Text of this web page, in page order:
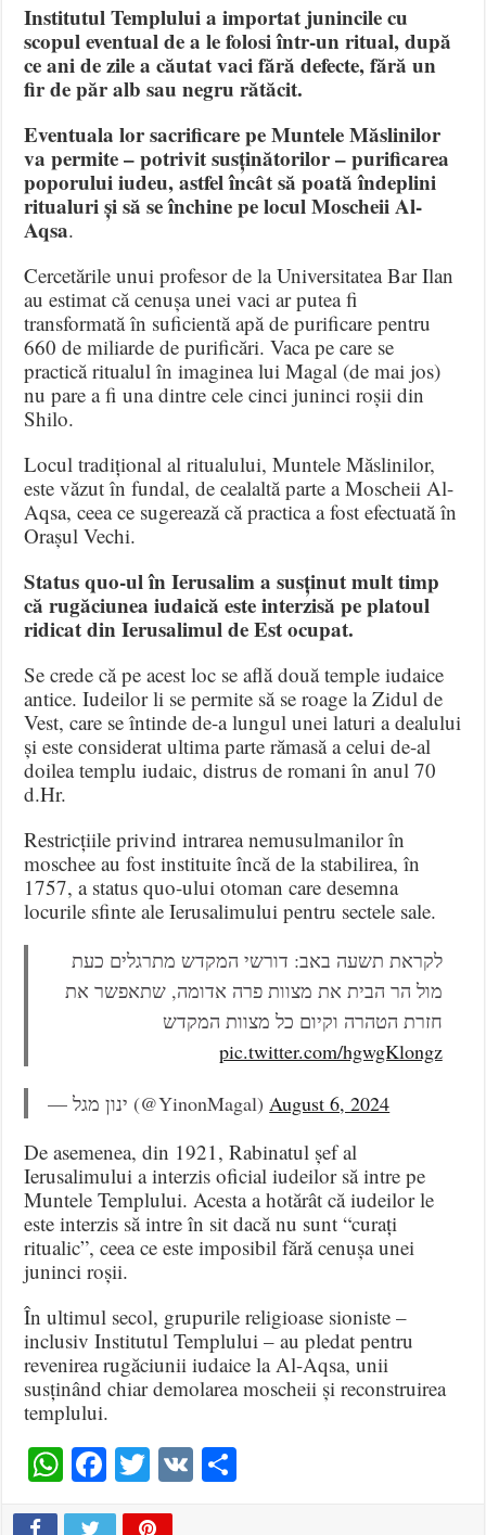
Institutul Templului a importat junincile cu
scopul eventual de a le folosi într-un ritual, după
ce ani de zile a căutat vaci fără defecte, fără un
fir de păr alb sau negru rătăcit.
Eventuala lor sacrificare pe Muntele Măslinilor
va permite – potrivit susținătorilor – purificarea
poporului iudeu, astfel încât să poată îndeplini
ritualuri și să se închine pe locul Moscheii Al-
Aqsa.
Cercetările unui profesor de la Universitatea Bar Ilan
au estimat că cenușa unei vaci ar putea fi
transformată în suficientă apă de purificare pentru
660 de miliarde de purificări. Vaca pe care se
practică ritualul în imaginea lui Magal (de mai jos)
nu pare a fi una dintre cele cinci juninci roșii din
Shilo.
Locul tradițional al ritualului, Muntele Măslinilor,
este văzut în fundal, de cealaltă parte a Moscheii Al-
Aqsa, ceea ce sugerează că practica a fost efectuată în
Orașul Vechi.
Status quo-ul în Ierusalim a susținut mult timp
că rugăciunea iudaică este interzisă pe platoul
ridicat din Ierusalimul de Est ocupat.
Se crede că pe acest loc se află două temple iudaice
antice. Iudeilor li se permite să se roage la Zidul de
Vest, care se întinde de-a lungul unei laturi a dealului
și este considerat ultima parte rămasă a celui de-al
doilea templu iudaic, distrus de romani în anul 70
d.Hr.
Restricțiile privind intrarea nemusulmanilor în
moschee au fost instituite încă de la stabilirea, în
1757, a status quo-ului otoman care desemna
locurile sfinte ale Ierusalimului pentru sectele sale.
לקראת תשעה באב: דורשי המקדש מתרגלים כעת
מול הר הבית את מצוות פרה אדומה, שתאפשר את
חזרת הטהרה וקיום כל מצוות המקדש
pic.twitter.com/hgwgKlongz
— ינון מגל (@YinonMagal)August 6, 2024
De asemenea, din 1921, Rabinatul șef al
Ierusalimului a interzis oficial iudeilor să intre pe
Muntele Templului. Acesta a hotărât că iudeilor le
este interzis să intre în sit dacă nu sunt “curați
ritualic”, ceea ce este imposibil fără cenușa unei
juninci roșii.
În ultimul secol, grupurile religioase sioniste –
inclusiv Institutul Templului – au pledat pentru
revenirea rugăciunii iudaice la Al-Aqsa, unii
susținând chiar demolarea moscheii și reconstruirea
templului.
WhatsApp
Facebook
Twitter
VK